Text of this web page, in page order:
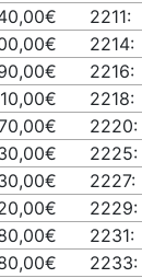
2211:
2214:
2216:
2218:
2220:
2225:
2227:
2229:
2231:
2233: